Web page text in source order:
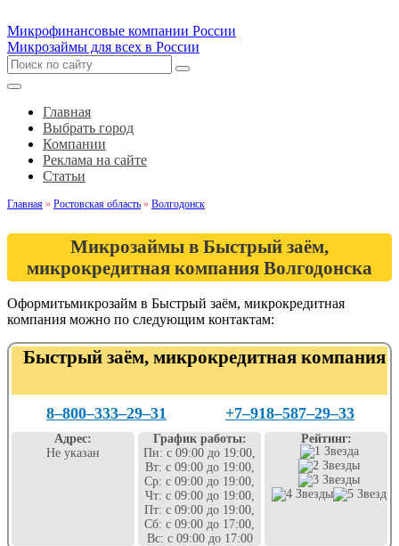
Микрофинансовые компании России
Микрозаймы для всех в России
Главная
Выбрать город
Компании
Реклама на сайте
Статьи
Главная » Ростовская область » Волгодонск
Микрозаймы в Быстрый заём,
микрокредитная компания Волгодонска
Оформитьмикрозайм в Быстрый заём, микрокредитная
компания можно по следующим контактам:
Быстрый заём, микрокредитная компания
8‒800‒333‒29‒31 +7‒918‒587‒29‒33
Адрес:
Не указан
График работы:
Пн: с 09:00 до 19:00,
Вт: с 09:00 до 19:00,
Ср: с 09:00 до 19:00,
Чт: с 09:00 до 19:00,
Пт: с 09:00 до 19:00,
Сб: с 09:00 до 17:00,
Вс: с 09:00 до 17:00
Рейтинг: